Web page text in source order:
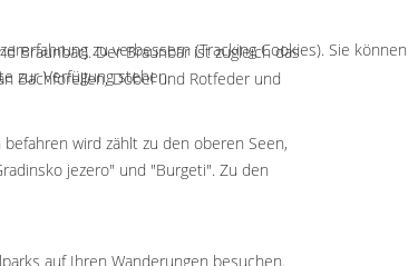
Braunbär). Der Braunbär ist zugleich das
Bachforellen, Döbel und Rotfeder und
wird zählt zu den oberen Seen,
jezero" und "Burgeti". Zu den
auf Ihren Wanderungen besuchen.
zu verbessern (Tracking Cookies). Sie können
zur Verfügung stehen.